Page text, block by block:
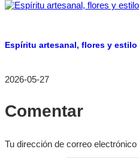
Espíritu artesanal, flores y
2026-05-27
Comentar
Tu dirección de correo